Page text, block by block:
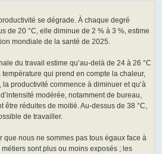
se dégrade. À chaque degré
de 20 °C, elle diminue de 2 % à 3 %, estime
mondiale de la santé de 2025.
du travail estime qu’au-delà de 24 à 26 °C
qui prend en compte la chaleur,
la productivité commence à diminuer et qu’à
modérée, notamment de bureau,
être réduites de moitié. Au-dessus de 38 °C,
de travailler.
que nous ne sommes pas tous égaux face à
sont plus ou moins exposés ; les